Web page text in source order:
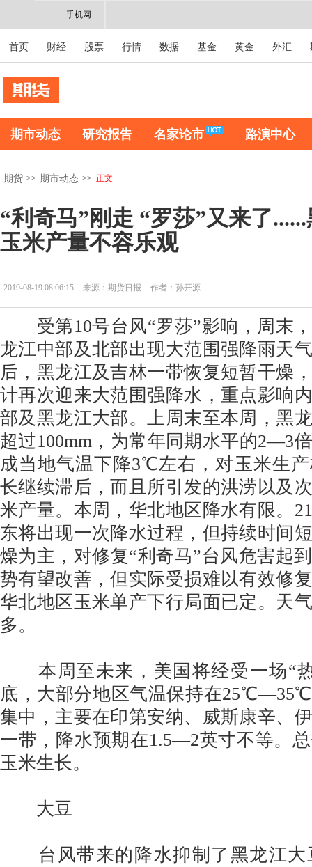
手机网
首页 财经 股票 行情 数据 基金 黄金 外汇
期市动态 研究报告 名家论市 路演中心
期货 >> 期市动态 >> 正文
“利奇马”刚走 “罗莎”又来了
玉米产量不容乐观
2019-08-19 08:06:15 来源：期货日报 作者：孙开源
受第10号台风“罗莎”影响，周末
龙江中部及北部出现大范围强降雨天
后，黑龙江及吉林一带恢复短暂干燥
计再次迎来大范围强降水，重点影响
部及黑龙江大部。上周末至本周，黑
超过100mm，为常年同期水平的2—3
成当地气温下降3℃左右，对玉米生
长继续滞后，而且所引发的洪涝以及
米产量。本周，华北地区降水有限。
东将出现一次降水过程，但持续时间
燥为主，对修复“利奇马”台风危害起
势有望改善，但实际受损难以有效修
华北地区玉米单产下行局面已定。天
多。
本周至未来，美国将经受一场“
底，大部分地区气温保持在
集中，主要在印第安纳、威斯康辛、
一带，降水预期在1.5—2英寸不等。
玉米生长。
大豆
台风带来的降水抑制了黑龙江大